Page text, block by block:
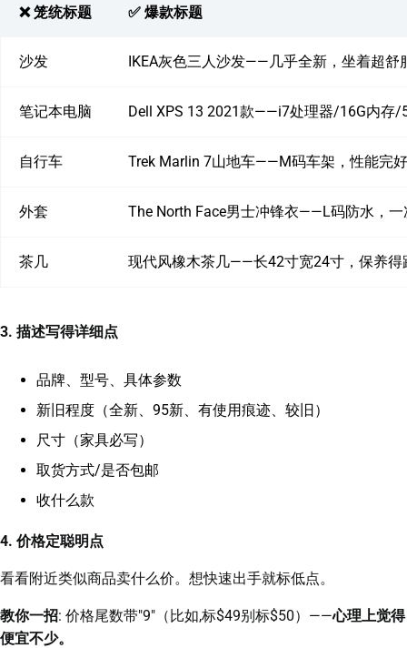
❌ 笼统标题 ✅ 爆款标题
沙发 IKEA灰色三人沙发——几乎全新，坐着超舒
笔记本电脑 Dell XPS 13 2021款——i7处理器/16G内存/
自行车 Trek Marlin 7山地车——M码车架，性能完好
外套 The North Face男士冲锋衣——L码防水，一
茶几 现代风橡木茶几——长42寸宽24寸，保养得
3. 描述写得详细点
品牌、型号、具体参数
新旧程度（全新、95新、有使用痕迹、较旧）
尺寸（家具必写）
取货方式/是否包邮
收什么款
4. 价格定聪明点
看看附近类似商品卖什么价。想快速出手就标低点。
教你一招: 价格尾数带"9"（比如,标$49别标$50）——心理上觉得
便宜不少。